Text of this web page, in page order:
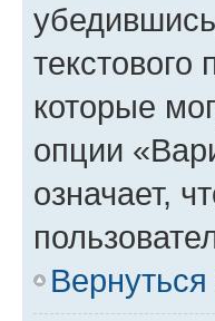
которые
опции
означает,